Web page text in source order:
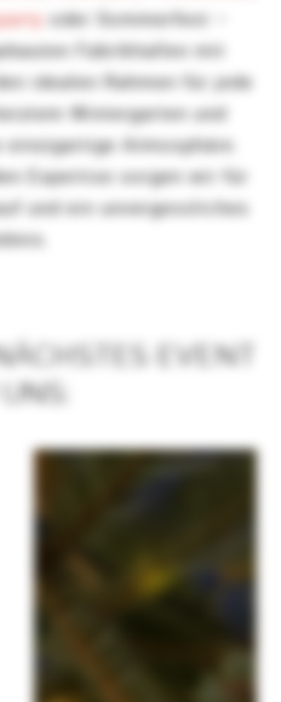
oder Sommerfest –
Fabrikhallen mit
idealen Rahmen für jede
Wintergarten und
Atmosphäre.
Expertise sorgen wir für
und ein unvergessliches
EVENT